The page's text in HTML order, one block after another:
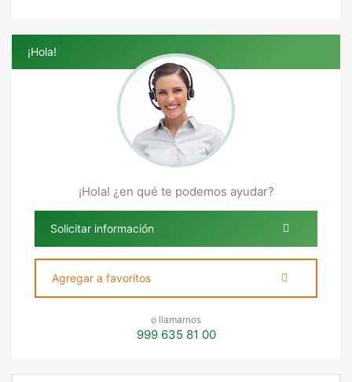
¡Hola!
¡Hola! ¿en qué te podemos ayudar?
Solicitar información
Agregar a favoritos
o llamarnos
999 635 81 00